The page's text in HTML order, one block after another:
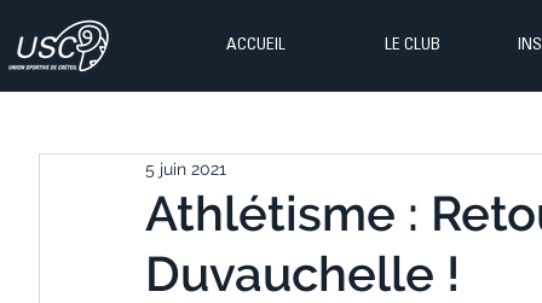
ACCUEIL LE CLUB
Athlétisme :
Duvauchelle !
5 juin 2021